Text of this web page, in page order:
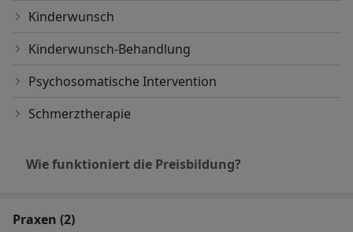
Kinderwunsch
Kinderwunsch-Behandlung
Psychosomatische Intervention
Schmerztherapie
Wie funktioniert die Preisbildung?
Praxen (2)